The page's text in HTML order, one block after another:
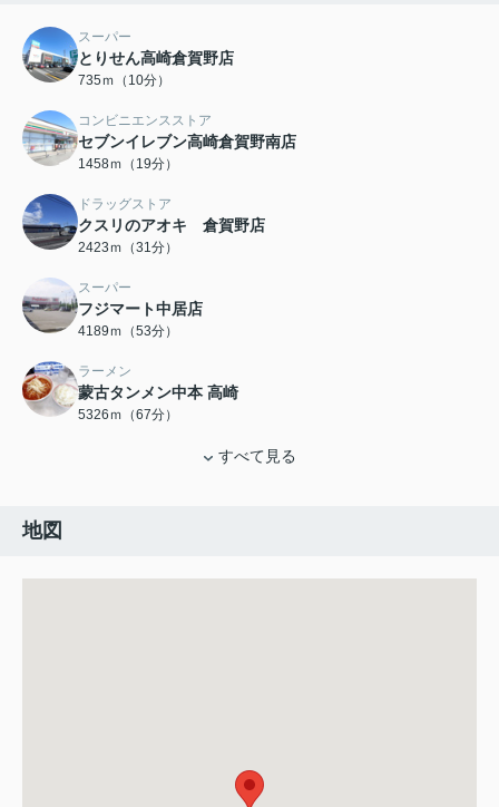
スーパー
とりせん高崎倉賀野店
735ｍ（10分）
コンビニエンスストア
セブンイレブン高崎倉賀野南店
1458ｍ（19分）
ドラッグストア
クスリのアオキ 倉賀野店
2423ｍ（31分）
スーパー
フジマート中居店
4189ｍ（53分）
ラーメン
蒙古タンメン中本 高崎
5326ｍ（67分）
すべて見る
地図